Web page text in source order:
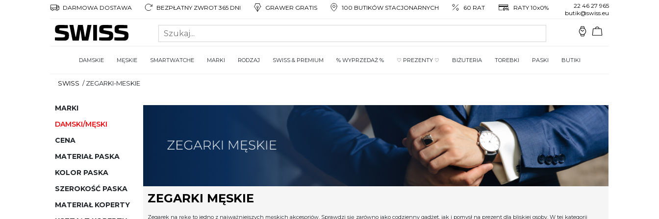
DARMOWA DOSTAWA BEZPŁATNY ZWROT 365 DNI GRAWER GRATIS 100 BUTIKÓW STACJONARNYCH 60 RAT RATY 10x0%
22 46 27 965
butik@swiss.eu
DAMSKIE MĘSKIE SMARTWATCHE MARKI RODZAJ SWISS & PREMIUM % WYPRZEDAŻ % ♡ PREZENTY ♡ BIŻUTERIA TOREBKI PASKI BUTIKI
SWISS /ZEGARKI-MESKIE
MARKI
DAMSKI/MĘSKI
CENA
MATERIAŁ PASKA
KOLOR PASKA
SZEROKOŚĆ PASKA
MATERIAŁ KOPERTY
ZEGARKI MĘSKIE
Zegarek na rękę to jedno z najważniejszych męskich akcesoriów. Sprawdzi się zarówno jako codzienny gadżet, jak i pomysł na prezent dla bliskiej osoby. W tej kategorii